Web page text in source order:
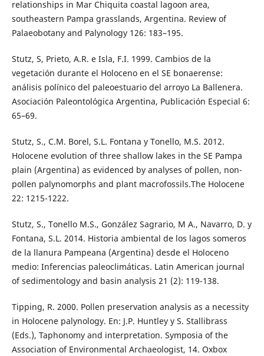
relationships in Mar Chiquita coastal lagoon area,
southeastern Pampa grasslands, Argentina. Review of
Palaeobotany and Palynology 126: 183–195.
Stutz, S, Prieto, A.R. e Isla, F.I. 1999. Cambios de la
vegetación durante el Holoceno en el SE bonaerense:
análisis polínico del paleoestuario del arroyo La Ballenera.
Asociación Paleontológica Argentina, Publicación Especial 6:
65–69.
Stutz, S., C.M. Borel, S.L. Fontana y Tonello, M.S. 2012.
Holocene evolution of three shallow lakes in the SE Pampa
plain (Argentina) as evidenced by analyses of pollen, non-
pollen palynomorphs and plant macrofossils.The Holocene
22: 1215-1222.
Stutz, S., Tonello M.S., González Sagrario, M A., Navarro, D. y
Fontana, S.L. 2014. Historia ambiental de los lagos someros
de la llanura Pampeana (Argentina) desde el Holoceno
medio: Inferencias paleoclimáticas. Latin American journal
of sedimentology and basin analysis 21 (2): 119-138.
Tipping, R. 2000. Pollen preservation analysis as a necessity
in Holocene palynology. En: J.P. Huntley y S. Stallibrass
(Eds.), Taphonomy and interpretation. Symposia of the
Association of Environmental Archaeologist, 14. Oxbox